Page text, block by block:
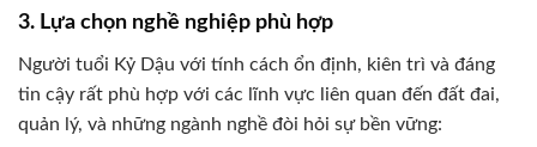
3. Lựa chọn nghề nghiệp phù hợp
Người tuổi Kỷ Dậu với tính cách ổn định, kiên trì và đáng
tin cậy rất phù hợp với các lĩnh vực liên quan đến đất đai,
quản lý, và những ngành nghề đòi hỏi sự bền vững: